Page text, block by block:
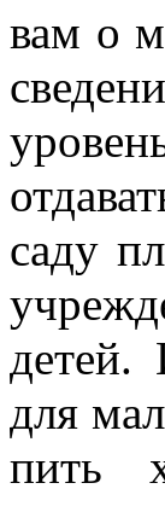
вам о
саду
детей.
для
пить